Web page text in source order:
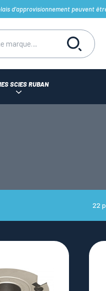
d'approvisionnement peuvent
SCIES RUBAN
22